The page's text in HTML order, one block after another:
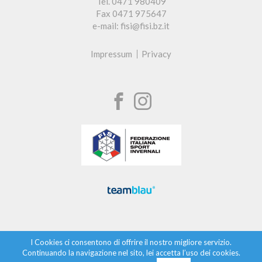
Fax 0471 975647
e-mail: fisi@fisi.bz.it
Impressum Privacy
I Cookies ci consentono di offrire il nostro migliore servizio.
Continuando la navigazione nel sito, lei accetta l’uso dei cookies.